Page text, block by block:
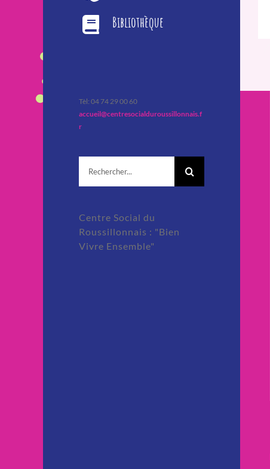
Bibliothèque
Tèl: 04 74 29 00 60
accueil@centresocialduroussillonnais.f
r
Centre Social du
Roussillonnais : "Bien
Vivre Ensemble"